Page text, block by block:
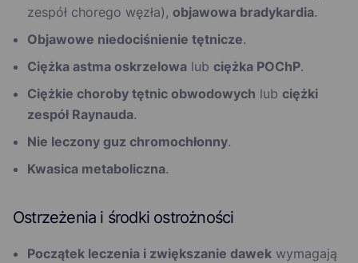
zespół chorego węzła), objawowa bradykardia.
Objawowe niedociśnienie tętnicze.
Ciężka astma oskrzelowa lub ciężka POChP.
Ciężkie choroby tętnic obwodowych lub ciężki
zespół Raynauda.
Nie leczony guz chromochłonny.
Kwasica metaboliczna.
Ostrzeżenia i środki ostrożności
Początek leczenia i zwiększanie dawek wymagają